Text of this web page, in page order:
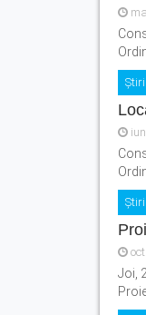
Joi,